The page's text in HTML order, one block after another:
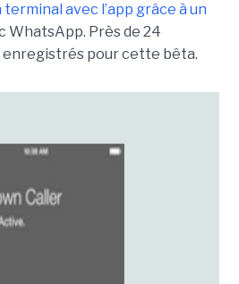
terminal avec l’app grâce à un
WhatsApp. Près de 24
pour cette bêta.